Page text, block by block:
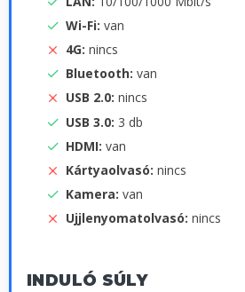
Wi-Fi: van
4G: nincs
Bluetooth: van
USB 2.0: nincs
USB 3.0: 3 db
HDMI: van
Kártyaolvasó: nincs
Kamera: van
Ujjlenyomatolvasó: nincs
INDULÓ SÚLY